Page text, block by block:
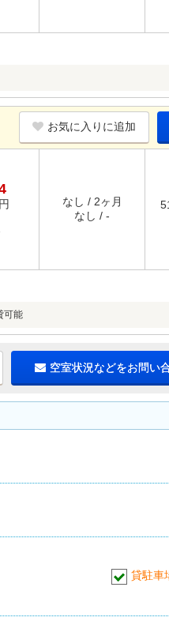
お気に入りに追加
なし / 2ヶ月
なし / -
可能
空室状況などをお問い
貸駐車